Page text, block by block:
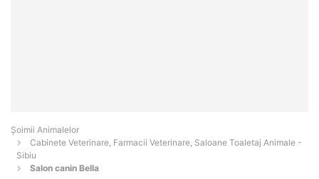
Şoimii Animalelor
Cabinete Veterinare, Farmacii Veterinare, Saloane Toaletaj Animale -
Sibiu
Salon canin Bella